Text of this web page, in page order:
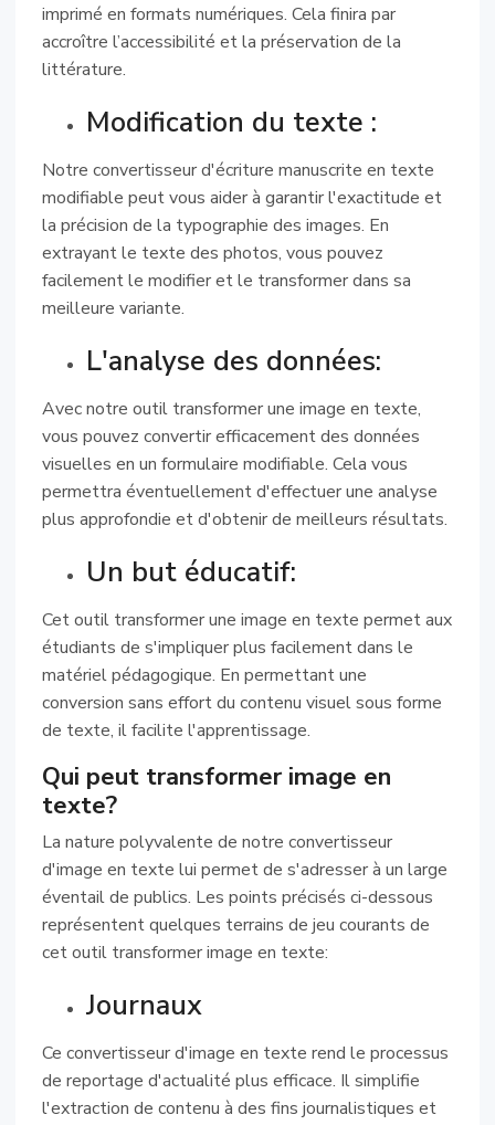
imprimé en formats numériques. Cela finira par
accroître l’accessibilité et la préservation de la
littérature.
Modification du texte :
Notre convertisseur d'écriture manuscrite en texte
modifiable peut vous aider à garantir l'exactitude et
la précision de la typographie des images. En
extrayant le texte des photos, vous pouvez
facilement le modifier et le transformer dans sa
meilleure variante.
L'analyse des données:
Avec notre outil transformer une image en texte,
vous pouvez convertir efficacement des données
visuelles en un formulaire modifiable. Cela vous
permettra éventuellement d'effectuer une analyse
plus approfondie et d'obtenir de meilleurs résultats.
Un but éducatif:
Cet outil transformer une image en texte permet aux
étudiants de s'impliquer plus facilement dans le
matériel pédagogique. En permettant une
conversion sans effort du contenu visuel sous forme
de texte, il facilite l'apprentissage.
Qui peut transformer image en
texte?
La nature polyvalente de notre convertisseur
d'image en texte lui permet de s'adresser à un large
éventail de publics. Les points précisés ci-dessous
représentent quelques terrains de jeu courants de
cet outil transformer image en texte:
Journaux
Ce convertisseur d'image en texte rend le processus
de reportage d'actualité plus efficace. Il simplifie
l'extraction de contenu à des fins journalistiques et